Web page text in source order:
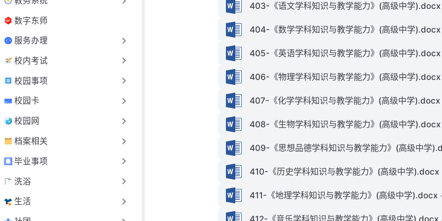
数字东师
服务办理
校内考试
校园事项
校园卡
校园网
档案相关
毕业事项
洗浴
生活
403-《语文学科知识与教学能力》(高级中学).docx
404-《数学学科知识与教学能力》(高级中学).docx
405-《英语学科知识与教学能力》(高级中学).docx
406-《物理学科知识与教学能力》(高级中学).docx
407-《化学学科知识与教学能力》(高级中学).docx
408-《生物学科知识与教学能力》(高级中学).docx
409-《思想品德学科知识与教学能力》(高级中学
410-《历史学科知识与教学能力》(高级中学).docx
411-《地理学科知识与教学能力》(高级中学).docx
412-《音乐学科知识与教学能力》(高级中学).docx